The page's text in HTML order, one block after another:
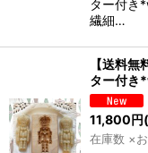
ター付き
繊細…
【送料
ター付
11,800円
在庫数 ×